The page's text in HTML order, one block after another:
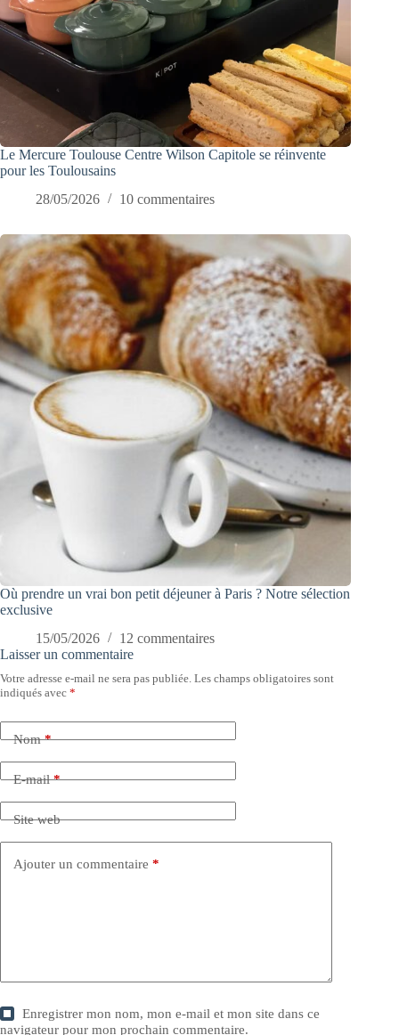
Le Mercure Toulouse Centre Wilson Capitole se réinvente
pour les Toulousains
28/05/2026
10 commentaires
Où prendre un vrai bon petit déjeuner à Paris ? Notre sélection
exclusive
15/05/2026
12 commentaires
Laisser un commentaire
Votre adresse e-mail ne sera pas publiée. Les champs obligatoires sont
indiqués avec *
Nom*
E-mail*
Site web
Ajouter un commentaire *
Enregistrer mon nom, mon e-mail et mon site dans ce
navigateur pour mon prochain commentaire.